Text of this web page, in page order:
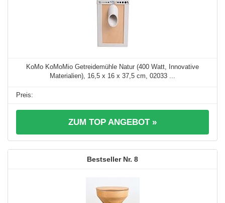
KoMo KoMoMio Getreidemühle Natur (400 Watt, Innovative
Materialien), 16,5 x 16 x 37,5 cm, 02033 ...
ZUM TOP ANGEBOT »
8